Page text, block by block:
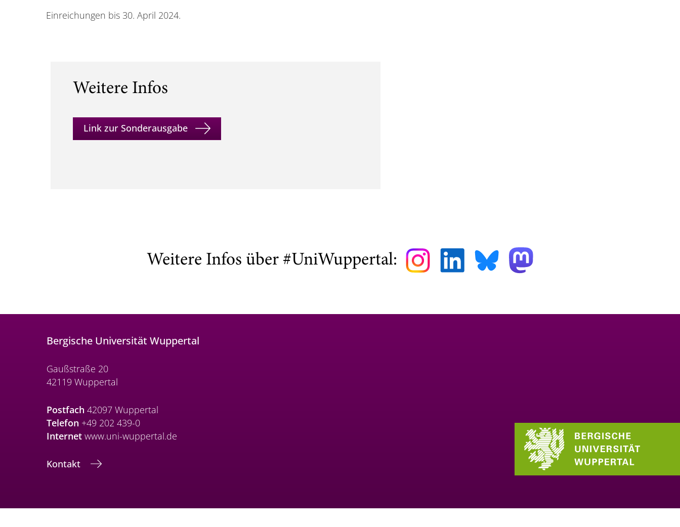
Einreichungen bis 30. April 2024.
Weitere Infos
Link zur Sonderausgabe
Weitere Infos über #UniWuppertal:
Bergische Universität Wuppertal
Gaußstraße 20
42119 Wuppertal
Postfach 42097 Wuppertal
Telefon +49 202 439-0
Internet www.uni-wuppertal.de
Kontakt